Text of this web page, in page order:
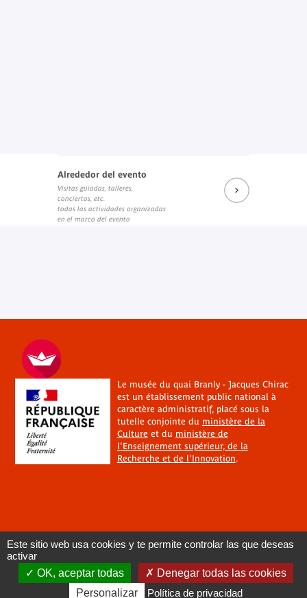
Alrededor del evento
Visitas guiadas, talleres,
conciertos, etc.
todas las actividades organizadas
en el marco del evento
Le musée du quai Branly - Jacques Chirac
est un établissement public national à
caractère administratif, placé sous la
tutelle conjointe du ministère de la
Cultureet du ministère de
l'Enseignement supérieur, de la
Recherche et de l'Innovation.
Este sitio web usa cookies y te permite controlar las que deseas
activar
OK, aceptar todas
Denegar todas las cookies
Personalizar
Política de privacidad